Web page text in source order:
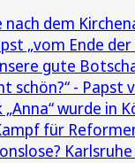
nach dem
„vom Ende
gute
schön?“ -
„Anna“ wurde in
für